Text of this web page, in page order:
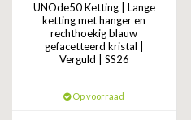
UNOde50 Ketting | Lange
ketting met hanger en
rechthoekig blauw
gefacetteerd kristal |
Verguld | SS26
Op voorraad